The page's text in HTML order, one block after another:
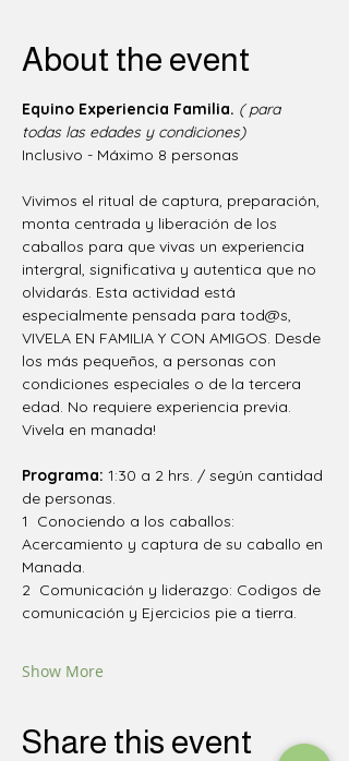
About the event
Equino Experiencia Familia. ( para
todas las edades y condiciones)
Inclusivo - Máximo 8 personas
Vivimos el ritual de captura, preparación,
monta centrada y liberación de los
caballos para que vivas un experiencia
intergral, significativa y autentica que no
olvidarás. Esta actividad está
especialmente pensada para tod@s,
VIVELA EN FAMILIA Y CON AMIGOS. Desde
los más pequeños, a personas con
condiciones especiales o de la tercera
edad. No requiere experiencia previa.
Vivela en manada!
Programa: 1:30 a 2 hrs. / según cantidad
de personas.
1  Conociendo a los caballos:
Acercamiento y captura de su caballo en
Manada.
2  Comunicación y liderazgo: Codigos de
comunicación y Ejercicios pie a tierra.
Show More
Share this event